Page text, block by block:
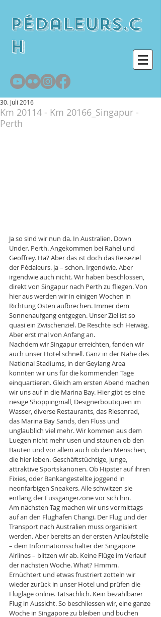
pédaleurs.c
h
Km 20114 - Km 20166_Singapur -
Perth
30. Juli 2016
Ja so sind wir nun da. In Australien. Down
Under. Perth. Angekommen bei Rahel und
Geoffrey. Hä? Aber das ist doch das Reiseziel
der Pédaleurs. Ja – schon. Irgendwie. Aber
irgendwie auch nicht. Wir haben beschlossen,
direkt von Singapur nach Perth zu fliegen. Von
hier aus werden wir in einigen Wochen in
Richtung Osten aufbrechen. Immer dem
Sonnenaufgang entgegen. Unser Ziel ist so
quasi ein Zwischenziel. De Reschte isch Heiwäg.
Aber erst mal von Anfang an.
Nachdem wir Singapur erreichten, fanden wir
auch unser Hotel schnell. Ganz in der Nähe des
National Stadiums, in der Geylang Area
konnten wir uns für die kommenden Tage
einquartieren. Gleich am ersten Abend machen
wir uns auf in die Marina Bay. Hier gibt es eine
riesige Shoppingmall, Designerboutiquen im
Wasser, diverse Restaurants, das Riesenrad,
das Marina Bay Sands, den Fluss und
unglaublich viel mehr. Wir kommen aus dem
Luegen nicht mehr usen und staunen ob den
Bauten und vor allem auch ob den Menschen,
die hier leben. Geschäftstüchtige, junge,
attraktive Sportskanonen. Ob Hipster auf ihren
Fixies, oder Bankangestellte joggend in
neonfarbigen Sneakers. Alle schwitzen sie
entlang der Fussgängerzone vor sich hin.
Am nächsten Tag machen wir uns vormittags
auf an den Flughafen Changi. Der Flug und der
Transport nach Australien muss organisiert
werden. Aber bereits an der ersten Anlaufstelle
– dem Informationsschalter der Singapore
Airlines – blitzen wir ab. Keine Flüge im Verlauf
der nächsten Woche. What? Hmmm.
Ernüchtert und etwas frustriert zotteln wir
wieder zurück in unser Hotel und prüfen die
Fluglage online. Tatsächlich. Kein bezahlbarer
Flug in Aussicht. So beschliessen wir, eine ganze
Woche in Singapore zu bleiben und buchen